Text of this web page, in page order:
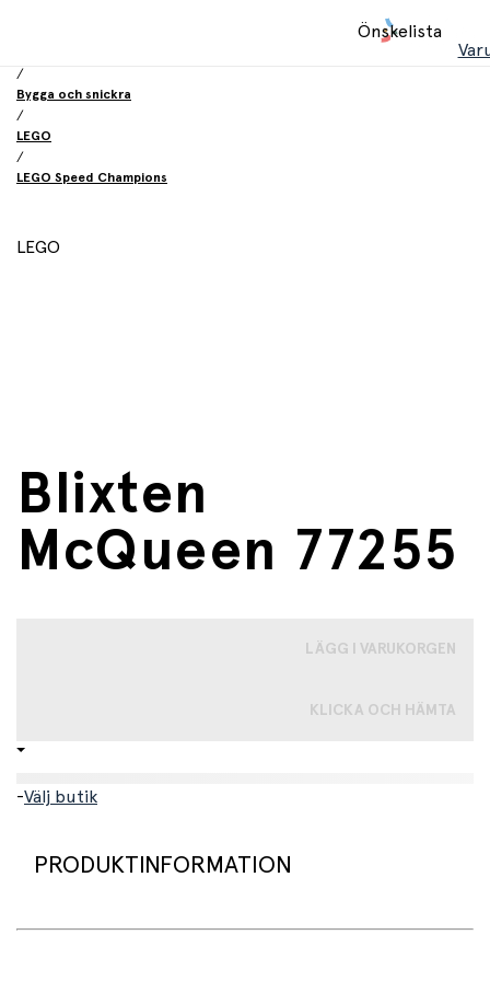
Önskelista
/
Bygga och snickra
/
LEGO
/
LEGO Speed Champions
LEGO
Blixten
McQueen 77255
LÄGG I VARUKORGEN
KLICKA OCH HÄMTA
-Välj butik
PRODUKTINFORMATION